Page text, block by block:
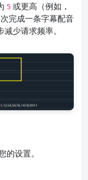
5 或更高（例如，
完成一条字幕配音
少请求频率。
的设置。